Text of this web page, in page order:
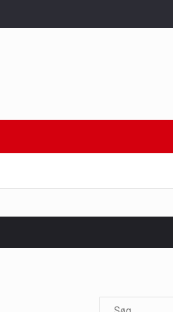
afgørende rolle i at opretholde…